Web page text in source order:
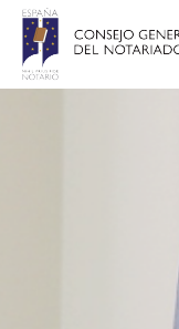
Ugrás a fő tartalomhoz